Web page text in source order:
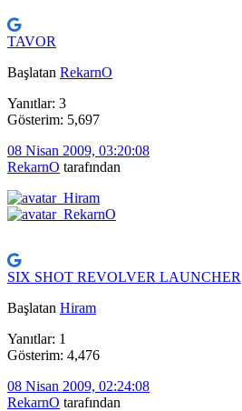
TAVOR
Başlatan RekarnO
Yanıtlar: 3
Gösterim: 5,697
08 Nisan 2009, 03:20:08
RekarnO tarafından
SIX SHOT REVOLVER LAUNCHER
Başlatan Hiram
Yanıtlar: 1
Gösterim: 4,476
08 Nisan 2009, 02:24:08
RekarnO tarafından